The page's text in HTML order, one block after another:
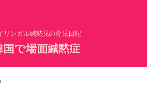
リンガル緘黙児の育児日記
国で場面緘黙症